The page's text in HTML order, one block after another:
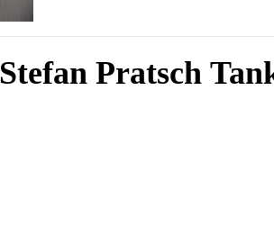
Stefan Pratsch